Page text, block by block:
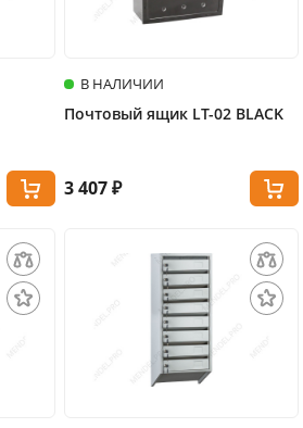
В НАЛИЧИИ
Почтовый ящик LT-02 BLACK
3 407 ₽